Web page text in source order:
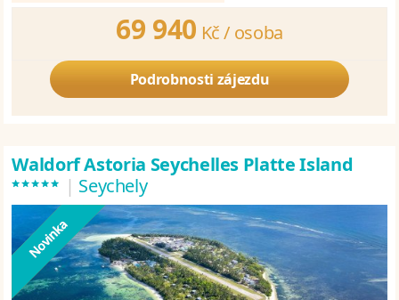
69 940 Kč / osoba
Podrobnosti zájezdu
Waldorf Astoria Seychelles Platte Island
***** | Seychely